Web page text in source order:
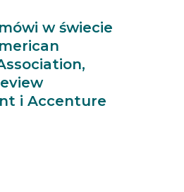
w świecie
i Accenture